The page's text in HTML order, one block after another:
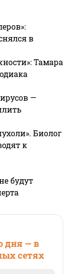
в
Тамара
—
Биолог
к
будут
дня — в
сетях